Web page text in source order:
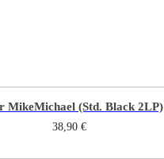
MikeMichael (Std. Black 2LP)
38,90 €